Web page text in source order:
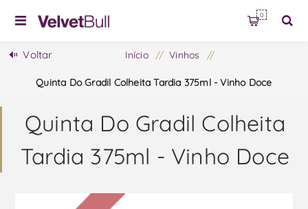
0
Voltar Início / Vinhos /
Quinta Do Gradil Colheita Tardia 375ml - Vinho Doce
Quinta Do Gradil Colheita
Tardia 375ml - Vinho Doce